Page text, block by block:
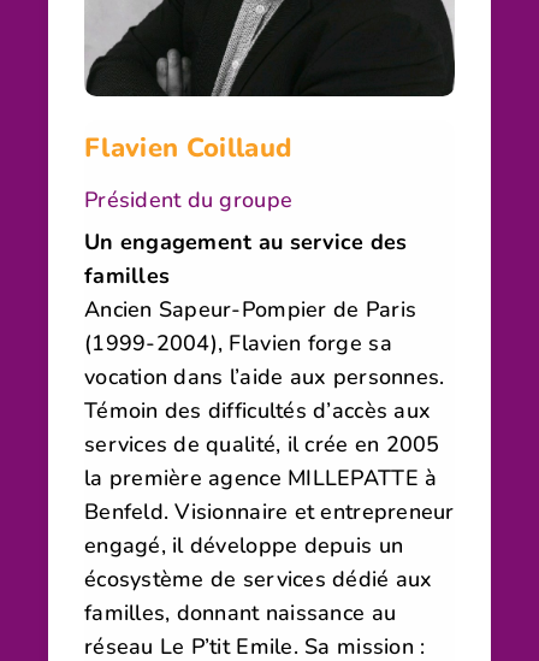
Flavien Coillaud
Président du groupe
Un engagement au service des
familles
Ancien Sapeur-Pompier de Paris
(1999-2004), Flavien forge sa
vocation dans l’aide aux personnes.
Témoin des difficultés d’accès aux
services de qualité, il crée en 2005
la première agence MILLEPATTE à
Benfeld. Visionnaire et entrepreneur
engagé, il développe depuis un
écosystème de services dédié aux
familles, donnant naissance au
réseau Le P’tit Emile. Sa mission :